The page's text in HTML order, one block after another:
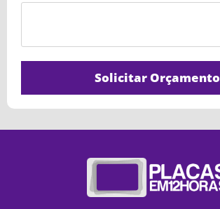
Solicitar Orçamento